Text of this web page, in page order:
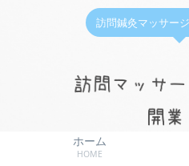
訪問鍼灸マッサー
ホーム
HOME